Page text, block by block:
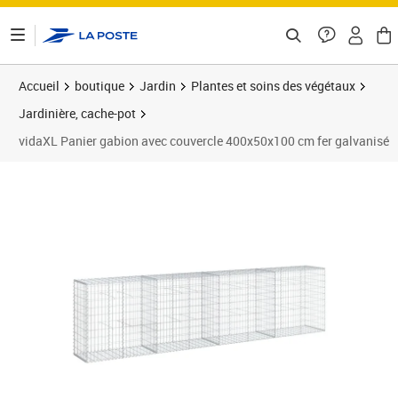
Accueil boutique Jardin
Plantes et soins des végétaux
Jardinière, cache-pot
vidaXL Panier gabion avec couvercle 400x50x100 cm fer galvanisé